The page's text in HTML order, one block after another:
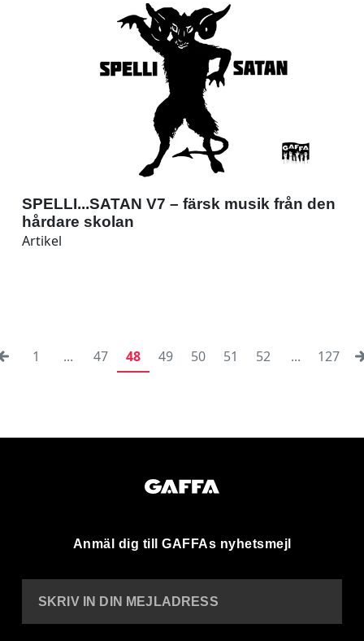
SPELLI...SATAN V7 – färsk musik från den
hårdare skolan
Artikel
1 ... 47 48 49 50 51 52 ... 127
Anmäl dig till GAFFAs nyhetsmejl
SKRIV IN DIN MEJLADRESS